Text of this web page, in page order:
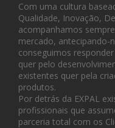
Com uma cultura
Qualidade, Inovação,
acompanhamos
mercado, antecipando-
conseguimos
quer pelo
existentes quer pela
produtos.
Por detrás da EXPAL
profissionais que
parceria total com os